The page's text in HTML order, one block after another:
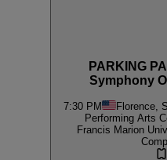
PARKING
Symphony
7:30 PM Florence,
Performing Arts
Francis Marion